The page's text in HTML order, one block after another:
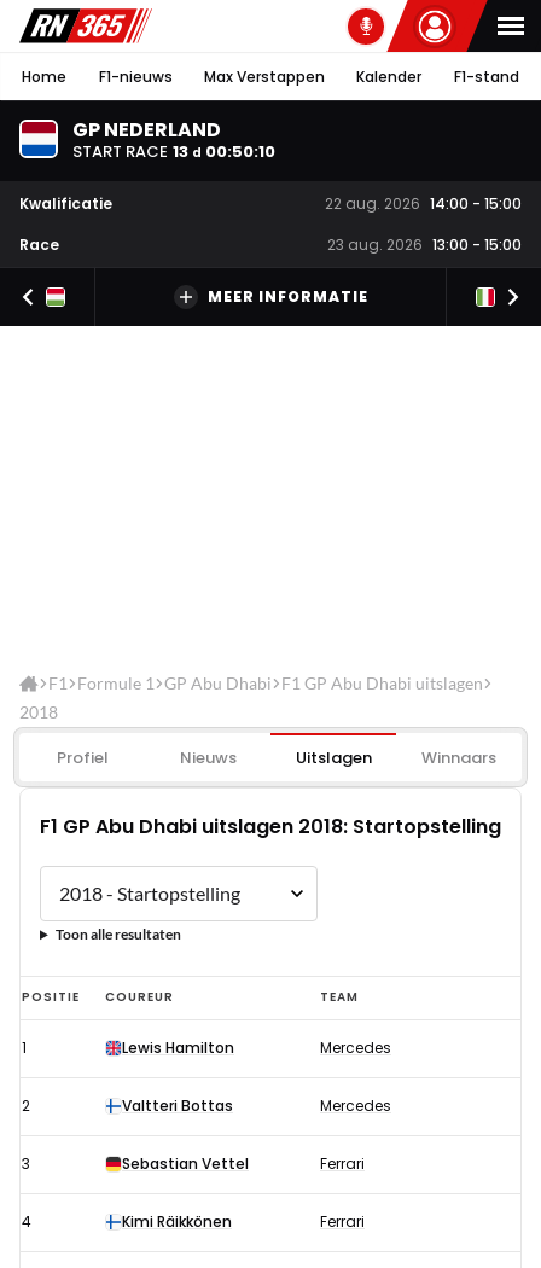
Home F1-nieuws Max Verstappen Kalender F1-stand
GP NEDERLAND
START RACE 13 d 00:50:09
Kwalificatie 22 aug. 2026 14:00 - 15:00
Race
23 aug. 2026 13:00 - 15:00
MEER INFORMATIE
F1 Formule 1 GP Abu Dhabi F1 GP Abu Dhabi uitslagen
2018
Profiel Nieuws Uitslagen Winnaars
F1 GP Abu Dhabi uitslagen 2018: Startopstelling
Toon alle resultaten
F1
GP
Abu
Dhabi
2018:
Startopstelling
POSITIE COUREUR TEAM
1 Lewis Hamilton Mercedes
2 Valtteri Bottas Mercedes
3 Sebastian Vettel Ferrari
4 Kimi Räikkönen Ferrari